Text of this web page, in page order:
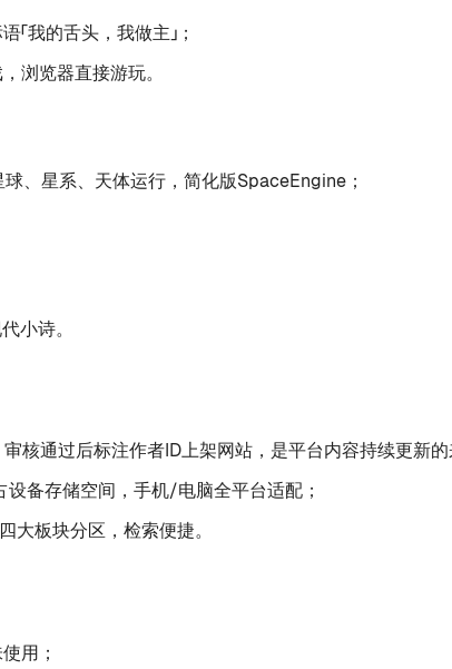
我的舌头，我做主」；
浏览器直接游玩。
、星系、天体运行，简化版SpaceEngine；
小诗。
核通过后标注作者ID上架网站，是平台内容持续更新
备存储空间，手机/电脑全平台适配；
大板块分区，检索便捷。
用；